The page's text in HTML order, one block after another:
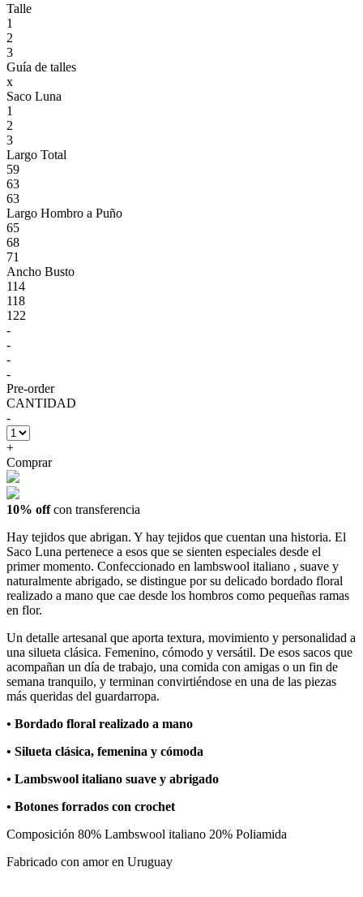
Talle
1
2
3
Guía de talles
x
Saco Luna
1
2
3
Largo Total
59
63
63
Largo Hombro a Puño
65
68
71
Ancho Busto
114
118
122
-
-
-
-
Pre-order
CANTIDAD
-
+
Comprar
10% offcon transferencia
Hay tejidos que abrigan. Y hay tejidos que cuentan una historia. El
Saco Luna pertenece a esos que se sienten especiales desde el
primer momento. Confeccionado en lambswool italiano , suave y
naturalmente abrigado, se distingue por su delicado bordado floral
realizado a mano que cae desde los hombros como pequeñas ramas
en flor.
Un detalle artesanal que aporta textura, movimiento y personalidad a
una silueta clásica. Femenino, cómodo y versátil. De esos sacos que
acompañan un día de trabajo, una comida con amigas o un fin de
semana tranquilo, y terminan convirtiéndose en una de las piezas
más queridas del guardarropa.
• Bordado floral realizado a mano
• Silueta clásica, femenina y cómoda
• Lambswool italiano suave y abrigado
• Botones forrados con crochet
Composición 80% Lambswool italiano 20% Poliamida
Fabricado con amor en Uruguay